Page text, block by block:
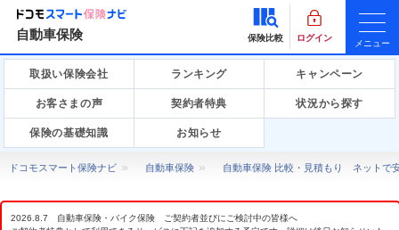
自動車保険 保険比較 ログイン
メニュー
取扱い保険会社 ランキング キャンペーン
お客さまの声 契約者特典 状況から探す
保険の基礎知識 お知らせ
ドコモスマート保険ナビ 自動車保険 自動車保険 比較・見積もり ネットで
2026.8.7 自動車保険・バイク保険 ご契約者並びにご検討中の皆様へ